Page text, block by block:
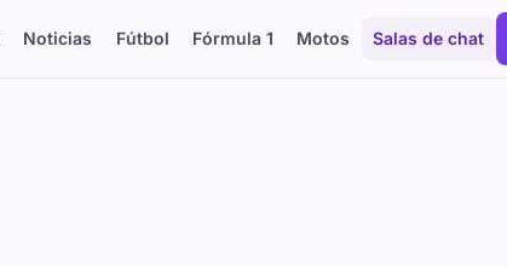
Noticias Fútbol Fórmula 1 Motos Salas de chat